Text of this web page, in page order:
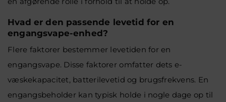
Hvad er den passende levetid for en
engangsvape-enhed?
Flere faktorer bestemmer levetiden for en
engangsvape. Disse faktorer omfatter dets e-
væskekapacitet, batterilevetid og brugsfrekvens. En
engangsbeholder kan typisk holde i nogle dage op til